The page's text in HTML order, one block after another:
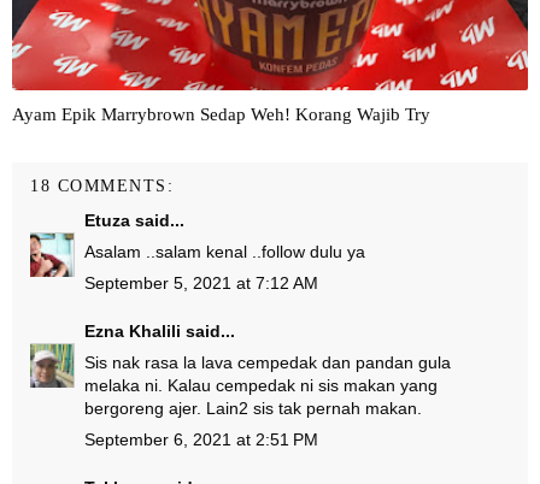
Ayam Epik Marrybrown Sedap Weh! Korang Wajib Try
18 COMMENTS:
Etuza said...
Asalam ..salam kenal ..follow dulu ya
September 5, 2021 at 7:12 AM
Ezna Khalili said...
Sis nak rasa la lava cempedak dan pandan gula
melaka ni. Kalau cempedak ni sis makan yang
bergoreng ajer. Lain2 sis tak pernah makan.
September 6, 2021 at 2:51 PM